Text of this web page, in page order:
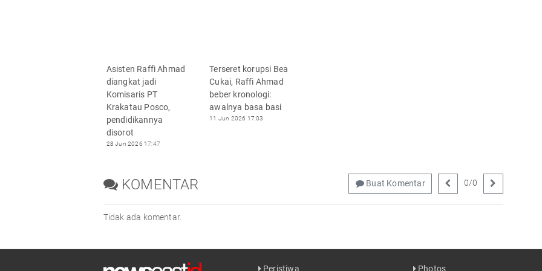
Asisten Raffi Ahmad
diangkat jadi
Komisaris PT
Krakatau Posco,
pendidikannya
disorot
28 Jun 2026 17:47
Terseret korupsi Bea
Cukai, Raffi Ahmad
beber kronologi:
awalnya basa basi
11 Jun 2026 17:03
KOMENTAR Buat Komentar 0/0
Tidak ada komentar.
Peristiwa Photos